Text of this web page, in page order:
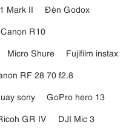
Mark II
Đèn Godox
Canon R10
Micro Shure
Fujifilm instax
RF 28 70 f2.8
sony
GoPro hero 13
GR IV
DJI Mic 3